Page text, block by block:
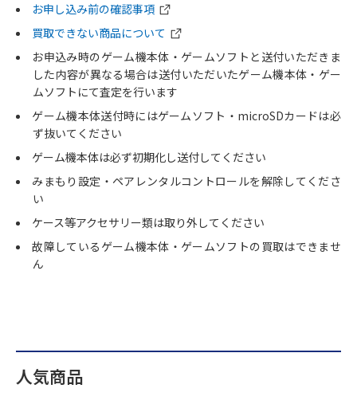
お申し込み前の確認事項
買取できない商品について
お申込み時のゲーム機本体・ゲームソフトと送付いただきま
した内容が異なる場合は送付いただいたゲーム機本体・ゲー
ムソフトにて査定を行います
ゲーム機本体送付時にはゲームソフト・microSDカードは必
ず抜いてください
ゲーム機本体は必ず初期化し送付してください
みまもり設定・ペアレンタルコントロールを解除してくださ
い
ケース等アクセサリー類は取り外してください
故障しているゲーム機本体・ゲームソフトの買取はできませ
ん
人気商品